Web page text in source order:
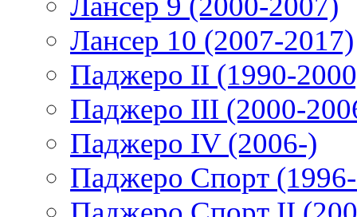
Лансер 10 (2007-2017)
Паджеро II (1990-
Паджеро III (2000-
Паджеро IV (2006-)
Паджеро Спорт